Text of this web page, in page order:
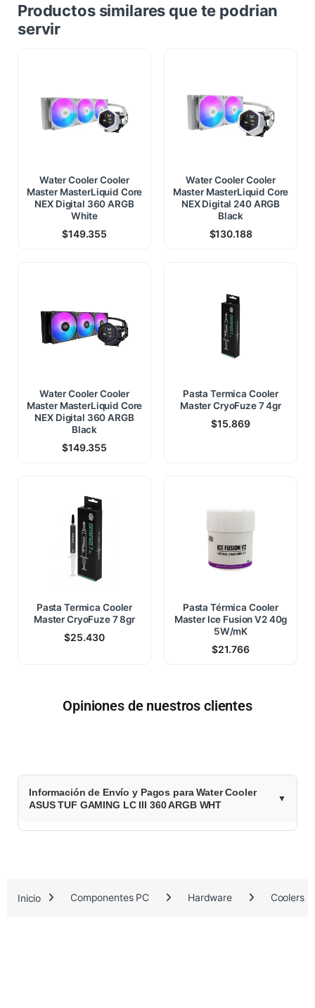
Productos similares que te podrian
servir
Water Cooler Cooler
Master MasterLiquid Core
NEX Digital 360 ARGB
White
$149.355
Water Cooler Cooler
Master MasterLiquid Core
NEX Digital 240 ARGB
Black
$130.188
Water Cooler Cooler
Master MasterLiquid Core
NEX Digital 360 ARGB
Black
$149.355
Pasta Termica Cooler
Master CryoFuze 7 4gr
$15.869
Pasta Termica Cooler
Master CryoFuze 7 8gr
$25.430
Pasta Térmica Cooler
Master Ice Fusion V2 40g
5W/mK
$21.766
Opiniones de nuestros clientes
$
2
3
.
Información de Envío y Pagos para Water Cooler
ASUS TUF GAMING LC III 360 ARGB WHT
Inicio Componentes PC Hardware Coolers